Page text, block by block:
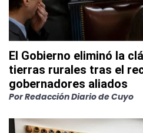
El Gobierno eliminó la
tierras rurales tras el
gobernadores aliados
PorRedacción Diario de Cuyo